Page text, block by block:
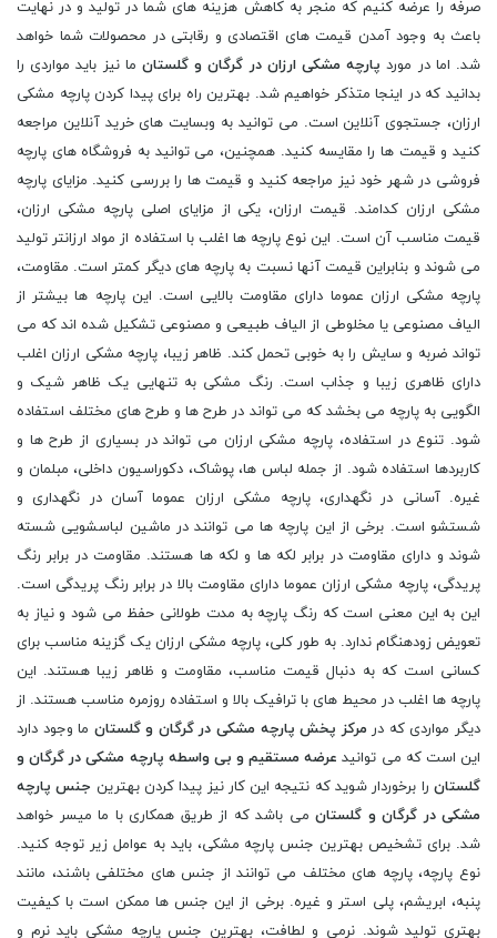
صرفه را عرضه کنیم که منجر به کاهش هزینه های شما در تولید و در نهایت
باعث به وجود آمدن قیمت های اقتصادی و رقابتی در محصولات شما خواهد
شد. اما در موردپارچه مشکی ارزان در گرگان و گلستان ما نیز باید مواردی را
بدانید که در اینجا متذکر خواهیم شد. بهترین راه برای پیدا کردن پارچه مشکی
ارزان، جستجوی آنلاین است. می توانید به وبسایت های خرید آنلاین مراجعه
کنید و قیمت ها را مقایسه کنید. همچنین، می توانید به فروشگاه های پارچه
فروشی در شهر خود نیز مراجعه کنید و قیمت ها را بررسی کنید. مزایای پارچه
مشکی ارزان کدامند. قیمت ارزان، یکی از مزایای اصلی پارچه مشکی ارزان،
قیمت مناسب آن است. این نوع پارچه ها اغلب با استفاده از مواد ارزانتر تولید
می شوند و بنابراین قیمت آنها نسبت به پارچه های دیگر کمتر است. مقاومت،
پارچه مشکی ارزان عموما دارای مقاومت بالایی است. این پارچه ها بیشتر از
الیاف مصنوعی یا مخلوطی از الیاف طبیعی و مصنوعی تشکیل شده اند که می
تواند ضربه و سایش را به خوبی تحمل کند. ظاهر زیبا، پارچه مشکی ارزان اغلب
دارای ظاهری زیبا و جذاب است. رنگ مشکی به تنهایی یک ظاهر شیک و
الگویی به پارچه می بخشد که می تواند در طرح ها و طرح های مختلف استفاده
شود. تنوع در استفاده، پارچه مشکی ارزان می تواند در بسیاری از طرح ها و
کاربردها استفاده شود. از جمله لباس ها، پوشاک، دکوراسیون داخلی، مبلمان و
غیره. آسانی در نگهداری، پارچه مشکی ارزان عموما آسان در نگهداری و
شستشو است. برخی از این پارچه ها می توانند در ماشین لباسشویی شسته
شوند و دارای مقاومت در برابر لکه ها و لکه ها هستند. مقاومت در برابر رنگ
پریدگی، پارچه مشکی ارزان عموما دارای مقاومت بالا در برابر رنگ پریدگی است.
این به این معنی است که رنگ پارچه به مدت طولانی حفظ می شود و نیاز به
تعویض زودهنگام ندارد. به طور کلی، پارچه مشکی ارزان یک گزینه مناسب برای
کسانی است که به دنبال قیمت مناسب، مقاومت و ظاهر زیبا هستند. این
پارچه ها اغلب در محیط های با ترافیک بالا و استفاده روزمره مناسب هستند. از
دیگر مواردی که در مرکز پخش پارچه مشکی در گرگان و گلستان ما وجود دارد
این است که می توانید عرضه مستقیم و بی واسطه پارچه مشکی در گرگان و
گلستان را برخوردار شوید که نتیجه این کار نیز پیدا کردن بهترین جنس پارچه
مشکی در گرگان و گلستان می باشد که از طریق همکاری با ما میسر خواهد
شد. برای تشخیص بهترین جنس پارچه مشکی، باید به عوامل زیر توجه کنید.
نوع پارچه، پارچه های مختلف می توانند از جنس های مختلفی باشند، مانند
پنبه، ابریشم، پلی استر و غیره. برخی از این جنس ها ممکن است با کیفیت
بهتری تولید شوند. نرمی و لطافت، بهترین جنس پارچه مشکی باید نرم و